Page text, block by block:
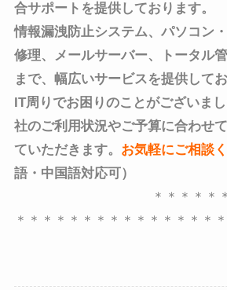
合サポートを提供しております。
情報漏洩防止システム、パソコン
修理、メールサーバー、トータル
まで、 幅広いサービスを提供してお
IT周りでお困りのことがございま
社のご利用状況やご予算に合わせ
ていただきます。 お気軽にご相談
語・中国語対応可）
＊＊＊＊＊＊
＊＊＊＊＊＊＊＊＊＊＊＊＊＊＊